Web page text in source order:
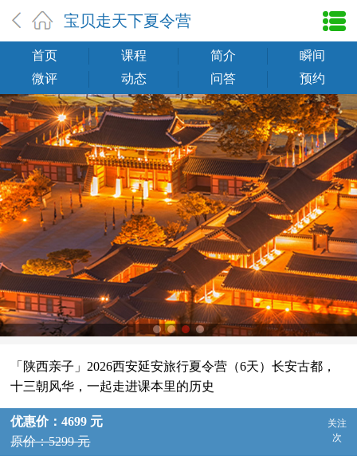
宝贝走天下夏令营
首页 课程 简介
瞬间
微评
动态 问答 预约
「陕西亲子」2026西安延安旅行夏令营（6天）长安古都，
十三朝风华，一起走进课本里的历史
优惠价：4699 元
原价：5299 元
关注
次